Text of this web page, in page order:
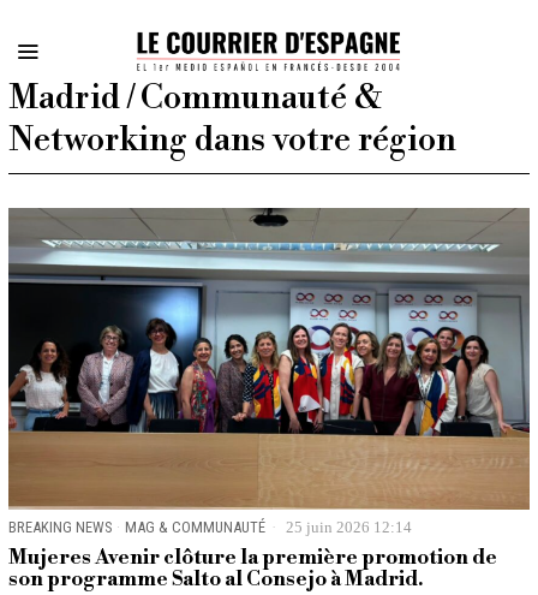
Madrid / Communauté &
Networking dans votre région
BREAKING NEWS · MAG & COMMUNAUTÉ 25 juin 2026 12:14
Mujeres Avenir clôture la première promotion de
son programme Salto al Consejo à Madrid.